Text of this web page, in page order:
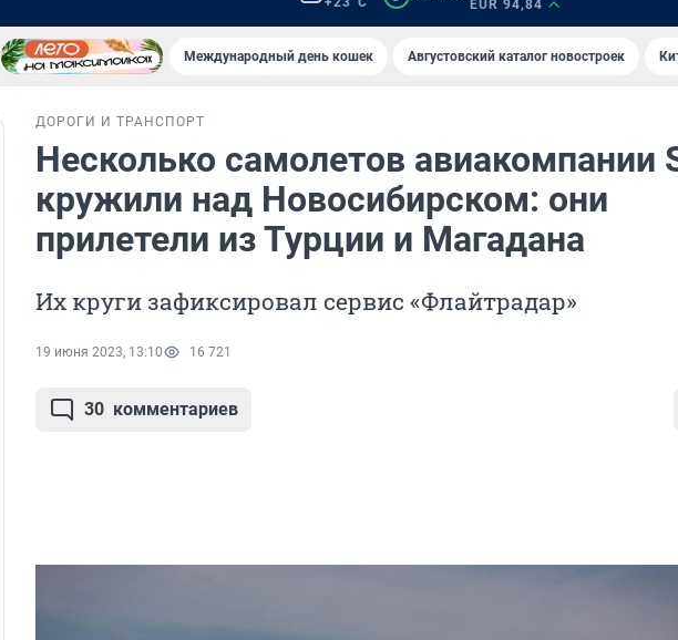
EUR 94,84
Международный день кошек Августовский каталог новостроек
ДОРОГИ И ТРАНСПОРТ
Несколько самолетов авиакомпании
кружили над Новосибирском: они
прилетели из Турции и Магадана
Их круги зафиксировал сервис «Флайтрадар»
19 июня 2023, 13:10 16 721
30 комментариев